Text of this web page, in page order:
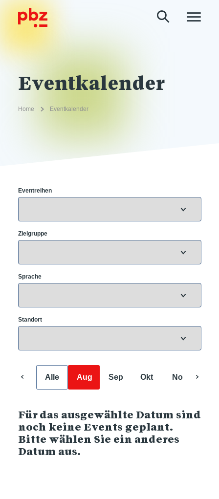
Eventkalender
Home Eventkalender
Eventreihen
Zielgruppe
Sprache
Standort
Alle Aug Sep Okt Nov
Für das ausgewählte Datum sind
noch keine Events geplant.
Bitte wählen Sie ein anderes
Datum aus.